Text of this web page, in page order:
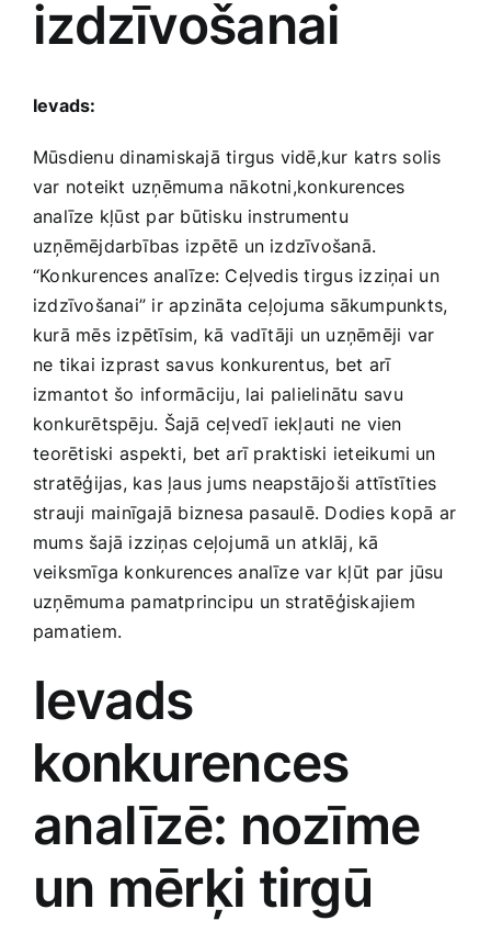
Medicīnas preces
Pakalpojumi
Pārtikas preces
Preces birojam
Preces pieaugušajiem
Rotaļlietas, bērnu preces
Smaržas, kosmētika
Sports, tūrisms un atpūta
izdzīvošanai
Ievads:
Mūsdienu dinamiskajā tirgus vidē,kur katrs solis
var noteikt uzņēmuma nākotni,konkurences
analīze kļūst ​par būtisku instrumentu
uzņēmējdarbības izpētē un izdzīvošanā.
“Konkurences analīze: Ceļvedis ‍tirgus izziņai⁢ un
izdzīvošanai” ir apzināta ceļojuma sākumpunkts,
kurā ‍mēs izpētīsim, kā vadītāji un uzņēmēji var
ne tikai izprast savus‍ konkurentus, bet arī
izmantot šo informāciju, lai palielinātu savu
konkurētspēju.‍ Šajā ceļvedī iekļauti ne vien
⁤teorētiski ⁢aspekti, ⁤bet arī praktiski ieteikumi un
stratēģijas, kas ļaus jums neapstājoši attīstīties
strauji mainīgajā biznesa pasaulē. Dodies⁢ kopā ar
mums šajā izziņas ceļojumā un atklāj, kā
veiksmīga konkurences analīze var kļūt ⁣par jūsu
uzņēmuma pamatprincipu un stratēģiskajiem
pamatiem.
Ievads
⁢konkurences
analīzē: nozīme
un mērķi tirgū